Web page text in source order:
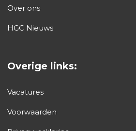
Over ons
HGC Nieuws
Overige links:
Vacatures
Voorwaarden